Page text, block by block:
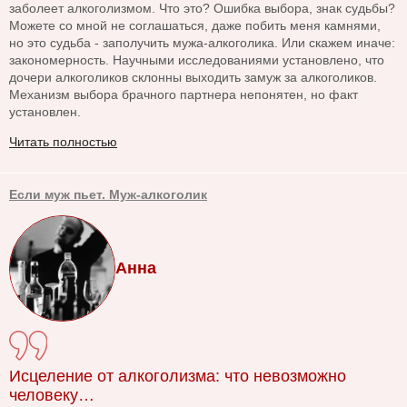
заболеет алкоголизмом. Что это? Ошибка выбора, знак судьбы?
Можете со мной не соглашаться, даже побить меня камнями,
но это судьба - заполучить мужа-алкоголика. Или скажем иначе:
закономерность. Научными исследованиями установлено, что
дочери алкоголиков склонны выходить замуж за алкоголиков.
Механизм выбора брачного партнера непонятен, но факт
установлен.
Читать полностью
Если муж пьет. Муж-алкоголик
Анна
Исцеление от алкоголизма: что невозможно
человеку…